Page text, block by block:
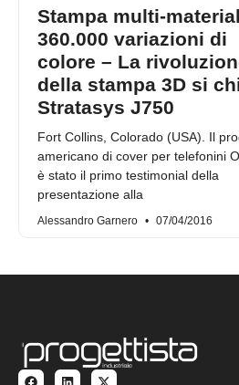
Stampa multi-
360.000 variazioni di
colore – La
della stampa 3D si
Stratasys J750
Fort Collins, Colorado (USA). Il
americano di cover per telefonini
è stato il primo testimonial della
presentazione alla
Alessandro Garnero 07/04/2016